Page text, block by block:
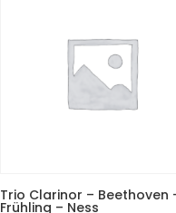
Trio Clarinor – Beethoven
Frühling – Ness